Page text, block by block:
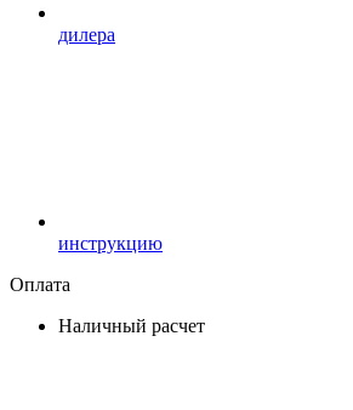
дилера
инструкцию
Оплата
Наличный расчет